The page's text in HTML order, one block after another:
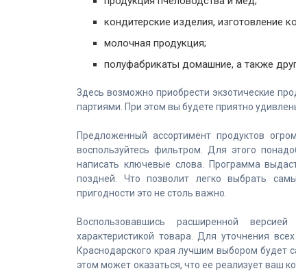
кондитерские изделия, изготовление
молочная продукция;
полуфабрикаты домашние, а также
Здесь возможно приобрести экзотические
партиями. При этом вы будете приятно
Предложенный ассортимент продуктов
воспользуйтесь фильтром. Для этого
написать ключевые слова. Программа
поздней. Что позволит легко выбрать
пригодности это не столь важно.
Воспользовавшись расширенной
характеристикой товара. Для уточнения
Краснодарского края лучшим выбором будет
этом может оказаться, что ее реализует ваш